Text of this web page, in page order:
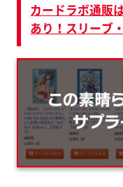
カードラボ通販
あり！スリーブ